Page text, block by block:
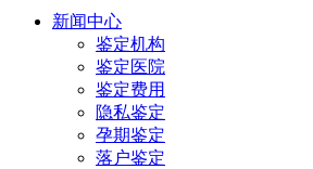
新闻中心
鉴定机构
鉴定医院
鉴定费用
隐私鉴定
孕期鉴定
落户鉴定